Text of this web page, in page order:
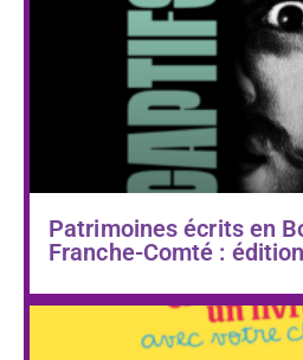
Patrimoines écrits en
Franche-Comté :